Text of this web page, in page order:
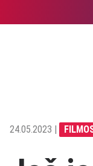
24.05.2023 |